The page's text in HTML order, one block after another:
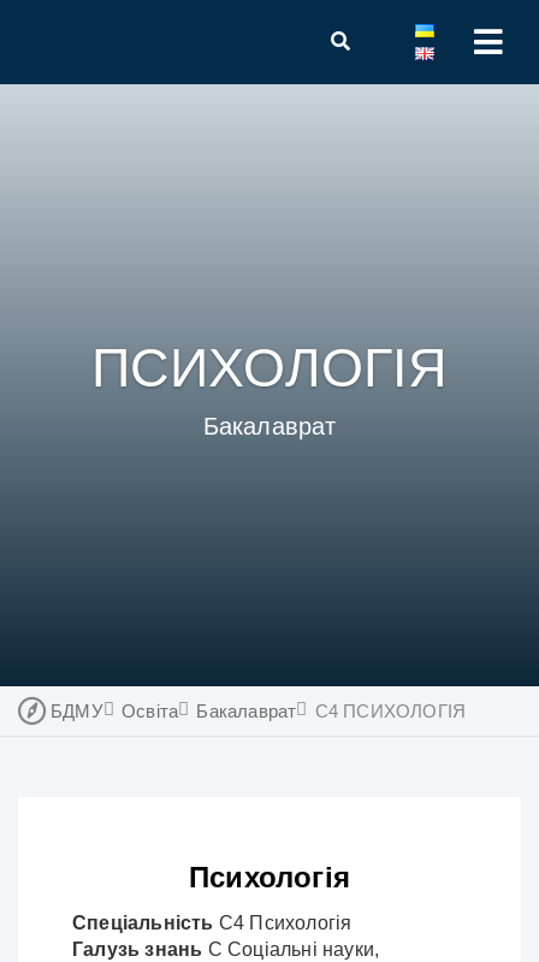
ПСИХОЛОГІЯ
Бакалаврат
БДМУ Освіта Бакалаврат C4 ПСИХОЛОГІЯ
Психологія
Спеціальність С4 Психологія
Галузь знань С Соціальні науки,